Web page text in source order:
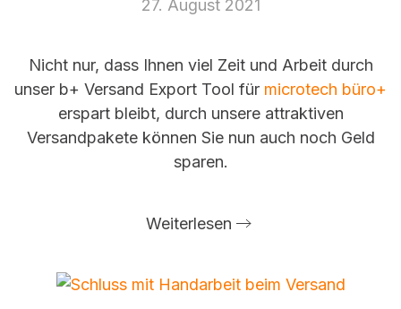
27. August 2021
Nicht nur, dass Ihnen viel Zeit und Arbeit durch
unser b+ Versand Export Tool für microtech büro+
erspart bleibt, durch unsere attraktiven
Versandpakete können Sie nun auch noch Geld
sparen.
Weiterlesen